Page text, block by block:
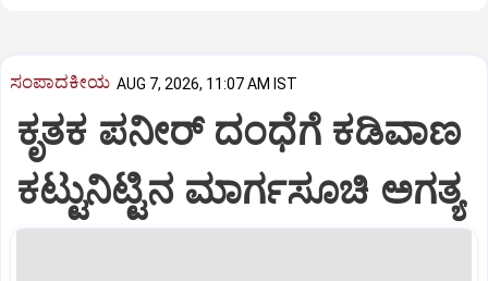
ಸಂಪಾದಕೀಯ AUG 7, 2026, 11:07 AM IST
ಕೃತಕ ಪನೀರ್‌ ದಂಧೆಗೆ ಕಡಿವಾಣ
ಕಟ್ಟುನಿಟ್ಟಿನ ಮಾರ್ಗಸೂಚಿ ಅಗತ್ಯ